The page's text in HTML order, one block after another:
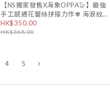
【NS獨家發售X海象OPPA🦭】最強
手工感通花蕾絲拼接力作✾ 海浪紋
立體鏤空2WAY上衣 (淡粉杏)
HK$350.00
HK$368.00
4 5